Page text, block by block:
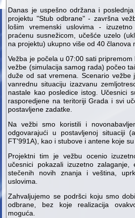
Danas je uspešno održana i
projektu "Stub odbrane" - završna
lošim vremenski uslovima -
praćenu susnežicom, učešće uzelo
na projektu) ukupno više od 40 članova
Vežba je počela u 07:00 sati
vežbe (simulacija samog rada) počeo
duže od sat vremena. Scenario vežbe
vanrednu situaciju izazvanu
nastale kao posledice istog. Učesnici
rasporedjene na teritoriji Grada i svi
postavljene zadatke.
Na vežbi smo koristili i
odgovarajući u postavljenoj situaciji
FT'991A), kao i stubove i antene koje
Projektni tim je vežbu ocenio
učesnici pokazali izuzetno
stečenih novih znanja i veština,
uslovima.
Zahvaljujemo se podršci koju smo
odbrane, bez koje realizacija
moguća.